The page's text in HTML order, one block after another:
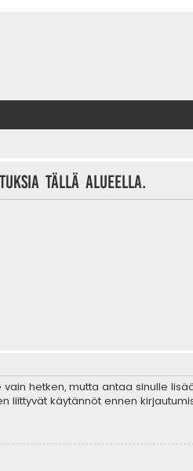
tällä alueella.
hetken, mutta antaa sinulle
käytännöt ennen